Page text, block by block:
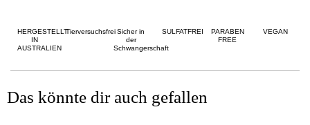
HERGESTELLT
IN
AUSTRALIEN
Tierversuchsfrei Sicher in
der
Schwangerschaft
SULFATFREI
PARABEN
FREE
VEGAN
Das könnte dir auch gefallen